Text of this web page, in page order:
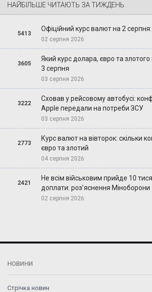
НАЙБІЛЬШЕ ЧИТАЮТЬ ЗА ТИЖДЕНЬ
5413
Офіційний курс валют на 2
02 серпня 2026
3605
Який курс долара, євро та
3 серпня
03 серпня 2026
3222
Сховав у рейсовому автобусі:
Apple передали на потреби ЗСУ
03 серпня 2026
2773
Курс валют на вівторок: скільки
євро та злотий
04 серпня 2026
2421
Не всім військовим прийде 10
доплати: роз’яснення Міноборони
02 серпня 2026
НОВИНИ
Стрічка новин